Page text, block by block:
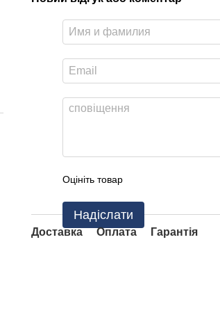
Оцініть товар
Надіслати
Доставка Оплата Гарантія